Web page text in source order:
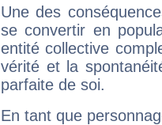
Une des
se convertir en
entité collective
vérité et la
parfaite de soi.
En tant que